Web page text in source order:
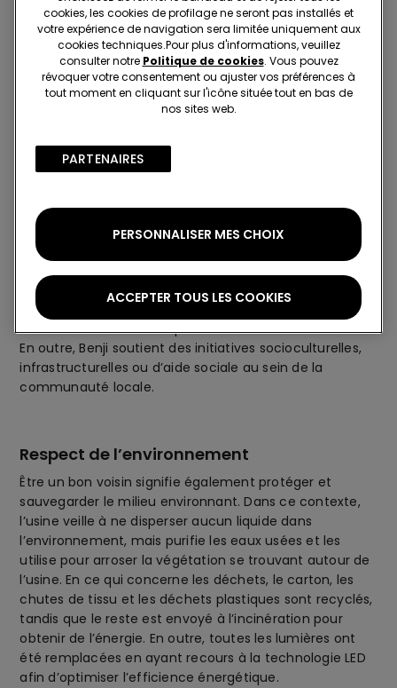
Chez Benji, le premier objectif consiste à être un « bon
voisin » pour la communauté ; cet objectif est atteint
d’emploi et de développement à tous ceux qui vivent
dans la région de Chilaw, en améliorant ainsi la qualité
de vie des membres du personnel et de leurs familles.
En outre, Benji soutient des initiatives socioculturelles,
infrastructurelles ou d’aide sociale au sein de la
communauté locale.
Respect de l’environnement
Être un bon voisin signifie également protéger et
sauvegarder le milieu environnant. Dans ce contexte,
l’usine veille à ne disperser aucun liquide dans
l’environnement, mais purifie les eaux usées et les
utilise pour arroser la végétation se trouvant autour de
l’usine. En ce qui concerne les déchets, le carton, les
chutes de tissu et les déchets plastiques sont recyclés,
tandis que le reste est envoyé à l’incinération pour
obtenir de l’énergie. En outre, toutes les lumières ont
été remplacées en ayant recours à la technologie LED
afin d’optimiser l’efficience énergétique.
cookies, les cookies de profilage ne seront pas installés et
votre expérience de navigation sera limitée uniquement aux
cookies techniques.​Pour plus d'informations, veuillez
consulter notre Politique de cookies. Vous pouvez
révoquer votre consentement ou ajuster vos préférences à
tout moment en cliquant sur l'icône située tout en bas de
nos sites web.
PARTENAIRES​
PERSONNALISER MES CHOIX
ACCEPTER TOUS LES COOKIES